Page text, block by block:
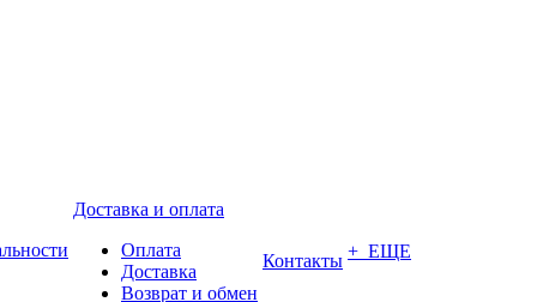
Доставка и оплата
Оплата
Доставка
Возврат и обмен
Контакты + ЕЩЕ